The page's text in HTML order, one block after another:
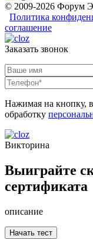
© 2009-2026 Форум
Политика
соглашение
Заказать звонок
Нажимая на кнопку,
обработку
Викторина
Выиграйте
сертификата
описание